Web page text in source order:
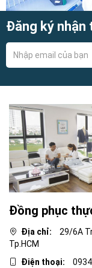
Đăng ký nhận
Đồng phục
Địa chỉ:
29/6A
Tp.HCM
Điện thoại: